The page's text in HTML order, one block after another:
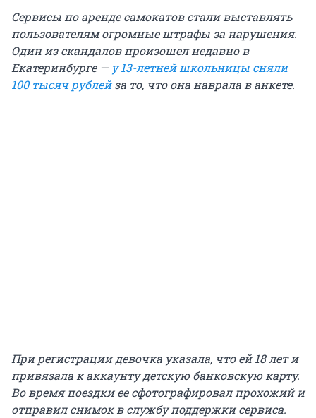
Сервисы по аренде самокатов стали выставлять
пользователям огромные штрафы за нарушения.
Один из скандалов произошел недавно в
Екатеринбурге — у 13-летней школьницы сняли
100 тысяч рублейза то, что она наврала в анкете.
При регистрации девочка указала, что ей 18 лет и
привязала к аккаунту детскую банковскую карту.
Во время поездки ее сфотографировал прохожий и
отправил снимок в службу поддержки сервиса.